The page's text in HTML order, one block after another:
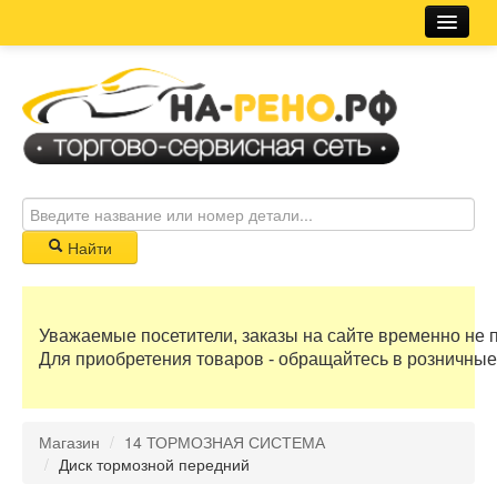
Магазин
Новости
Автосервис
Корзина
0 руб
Регистрация
Найти
Уважаемые посетители, заказы на сайте временно не
Для приобретения товаров - обращайтесь в
Магазин / 14 ТОРМОЗНАЯ СИСТЕМА
/ Диск тормозной передний